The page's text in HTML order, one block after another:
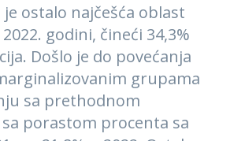
ostalo najčešća oblast
godini, čineći 34,3%
Došlo je do povećanja
grupama
sa prethodnom
porastom procenta sa